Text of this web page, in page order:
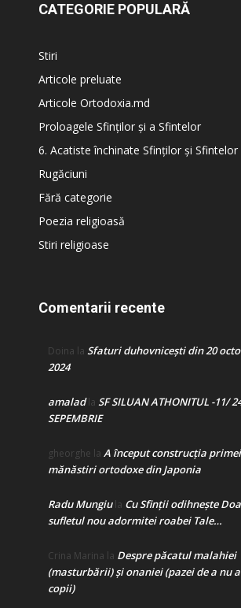
CATEGORIE POPULARĂ
Stiri
Articole preluate
Articole Ortodoxia.md
Proloagele Sfinților și a Sfintelor
6. Acatiste închinate Sfinților și Sfintelor
Rugăciuni
Fără categorie
Poezia religioasă
Stiri religioase
Comentarii recente
Doina la Sfaturi duhovnicești din 20
2024
amaladla SF SILUAN ATHONITUL -11/
SEPEMBRIE
gheorghe la A început construcţia primei
mănăstiri ortodoxe din Japonia
Radu Mungiula Cu Sfinții odihnește
sufletul nou adormitei roabei Tale…
Crina Marina la Despre păcatul malahiei
(masturbării) şi onaniei (pazei de a nu
copii)